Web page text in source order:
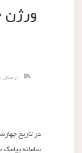
ورژن
ارسال
سامانه پیامک